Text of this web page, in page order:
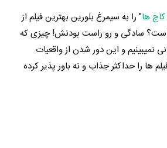
ها" را به سیمرغ بلورین بهترین فیلم از
است؟ سادگی و رو راست بودنش! چیزی که
نمیبینیم و این دور شدن از واقعیات
ها را حداکثر جذاب و نه باور پذیر کرده